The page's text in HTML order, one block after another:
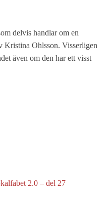
delvis handlar om en
Kristina Ohlsson. Visserligen
även om den har ett visst
2.0 – del 27